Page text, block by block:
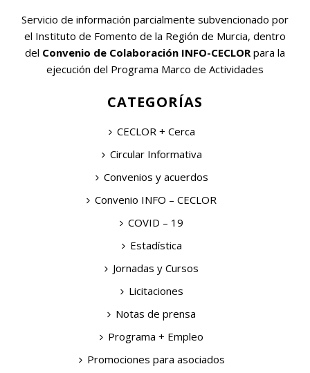
Servicio de información parcialmente subvencionado por
el Instituto de Fomento de la Región de Murcia, dentro
del Convenio de Colaboración INFO-CECLOR para la
ejecución del Programa Marco de Actividades
CATEGORÍAS
CECLOR + Cerca
Circular Informativa
Convenios y acuerdos
Convenio INFO – CECLOR
COVID – 19
Estadística
Jornadas y Cursos
Licitaciones
Notas de prensa
Programa + Empleo
Promociones para asociados